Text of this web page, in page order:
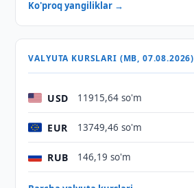
Ko'proq yangiliklar →
VALYUTA KURSLARI (MB, 07.08.2026)
USD 11915,64 so'm
EUR 13749,46 so'm
RUB 146,19 so'm